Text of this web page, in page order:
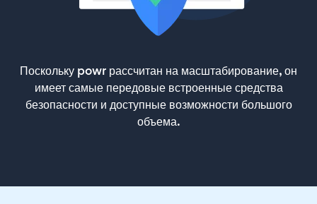
Поскольку powr рассчитан на масштабирование, он
имеет самые передовые встроенные средства
безопасности и доступные возможности большого
объема.